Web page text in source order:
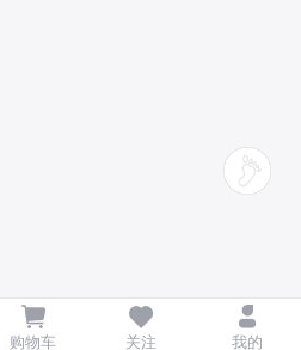
购物车 关注 我的